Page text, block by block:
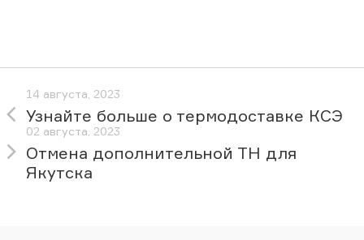
14 августа, 2023
Узнайте больше о термодоставке КСЭ
02 августа, 2023
Отмена дополнительной ТН для
Якутска